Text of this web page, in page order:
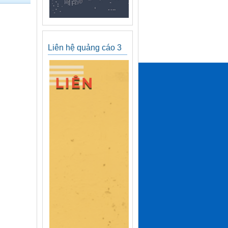
Liên hệ quảng cáo 3